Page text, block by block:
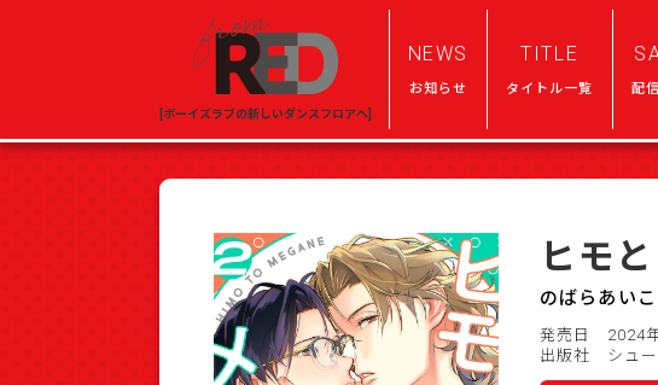
[ボーイズラブの新しいダンスフロアへ]
NEWS
お知らせ
TITLE
タイトル一覧 配
ヒモ
のばらあいこ
発売日 2024
出版社 シュー